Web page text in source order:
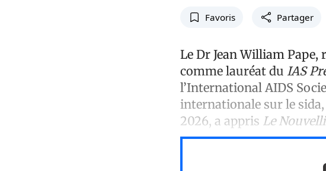
Favoris Partager
Le Dr Jean William Pape,
comme lauréat du IAS
l’International AIDS
internationale sur le sida,
2026, a appris Le